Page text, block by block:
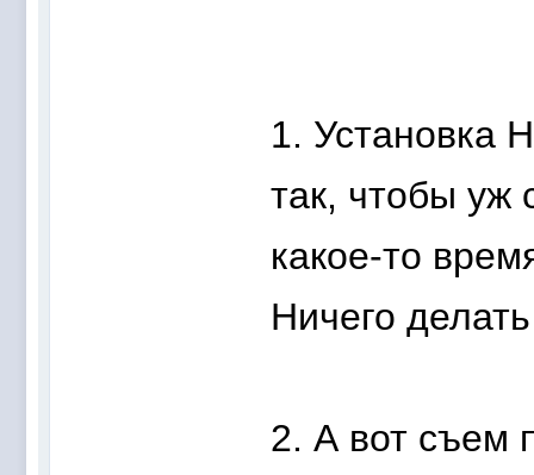
1. Установка
так, чтобы уж
какое-то
Ничего
2. А вот съем